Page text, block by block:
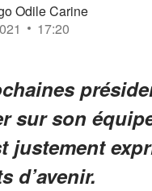
Odile Carine
17:20
sur son
justement
d’avenir.